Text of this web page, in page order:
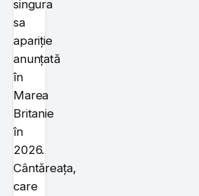
singura
sa
apariție
anunțată
în
Marea
Britanie
în
2026.
Cântăreața,
care